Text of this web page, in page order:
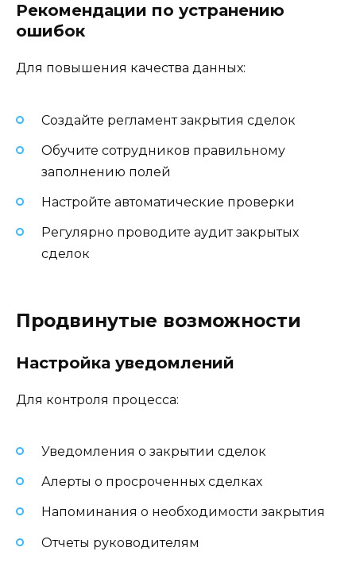
Рекомендации по устранению
ошибок
Для повышения качества данных:
Создайте регламент закрытия сделок
Обучите сотрудников правильному
заполнению полей
Настройте автоматические проверки
Регулярно проводите аудит закрытых
сделок
Продвинутые возможности
Настройка уведомлений
Для контроля процесса:
Уведомления о закрытии сделок
Алерты о просроченных сделках
Напоминания о необходимости закрытия
Отчеты руководителям